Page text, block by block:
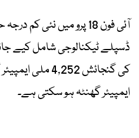
آئی فون 18 پرو میں نئی کم
ڈسپلے ٹیکنالوجی شامل کیے
ایمپیئر گھنٹہ ہو سکتی ہے۔